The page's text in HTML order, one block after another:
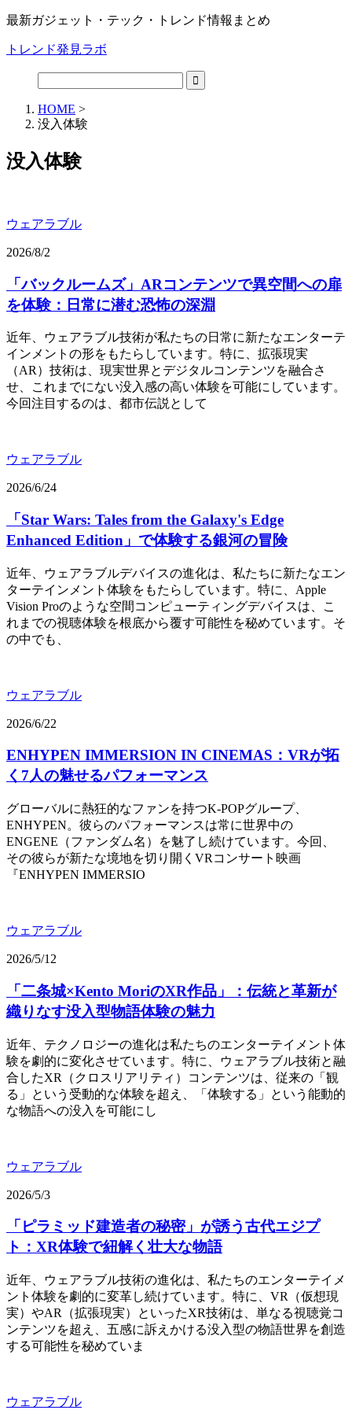
最新ガジェット・テック・トレンド情報まとめ
トレンド発見ラボ
HOME >
没入体験
没入体験
ウェアラブル
2026/8/2
「バックルームズ」ARコンテンツで異空間への扉
を体験：日常に潜む恐怖の深淵
近年、ウェアラブル技術が私たちの日常に新たなエンターテ
インメントの形をもたらしています。特に、拡張現実
（AR）技術は、現実世界とデジタルコンテンツを融合さ
せ、これまでにない没入感の高い体験を可能にしています。
今回注目するのは、都市伝説として
ウェアラブル
2026/6/24
「Star Wars: Tales from the Galaxy's Edge
Enhanced Edition」で体験する銀河の冒険
近年、ウェアラブルデバイスの進化は、私たちに新たなエン
ターテインメント体験をもたらしています。特に、Apple
Vision Proのような空間コンピューティングデバイスは、こ
れまでの視聴体験を根底から覆す可能性を秘めています。そ
の中でも、
ウェアラブル
2026/6/22
ENHYPEN IMMERSION IN CINEMAS：VRが拓
く7人の魅せるパフォーマンス
グローバルに熱狂的なファンを持つK-POPグループ、
ENHYPEN。彼らのパフォーマンスは常に世界中の
ENGENE（ファンダム名）を魅了し続けています。今回、
その彼らが新たな境地を切り開くVRコンサート映画
『ENHYPEN IMMERSIO
ウェアラブル
2026/5/12
「二条城×Kento MoriのXR作品」：伝統と革新が
織りなす没入型物語体験の魅力
近年、テクノロジーの進化は私たちのエンターテイメント体
験を劇的に変化させています。特に、ウェアラブル技術と融
合したXR（クロスリアリティ）コンテンツは、従来の「観
る」という受動的な体験を超え、「体験する」という能動的
な物語への没入を可能にし
ウェアラブル
2026/5/3
「ピラミッド建造者の秘密」が誘う古代エジプ
ト：XR体験で紐解く壮大な物語
近年、ウェアラブル技術の進化は、私たちのエンターテイメ
ント体験を劇的に変革し続けています。特に、VR（仮想現
実）やAR（拡張現実）といったXR技術は、単なる視聴覚コ
ンテンツを超え、五感に訴えかける没入型の物語世界を創造
する可能性を秘めていま
ウェアラブル